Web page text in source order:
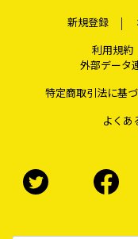
新規登録
利用規約
外部データ
特定商取引法に基
よくあ